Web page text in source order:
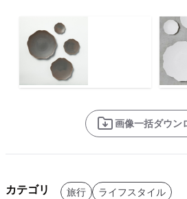
画像一括ダウン
カテゴリ 旅行 ライフスタイル